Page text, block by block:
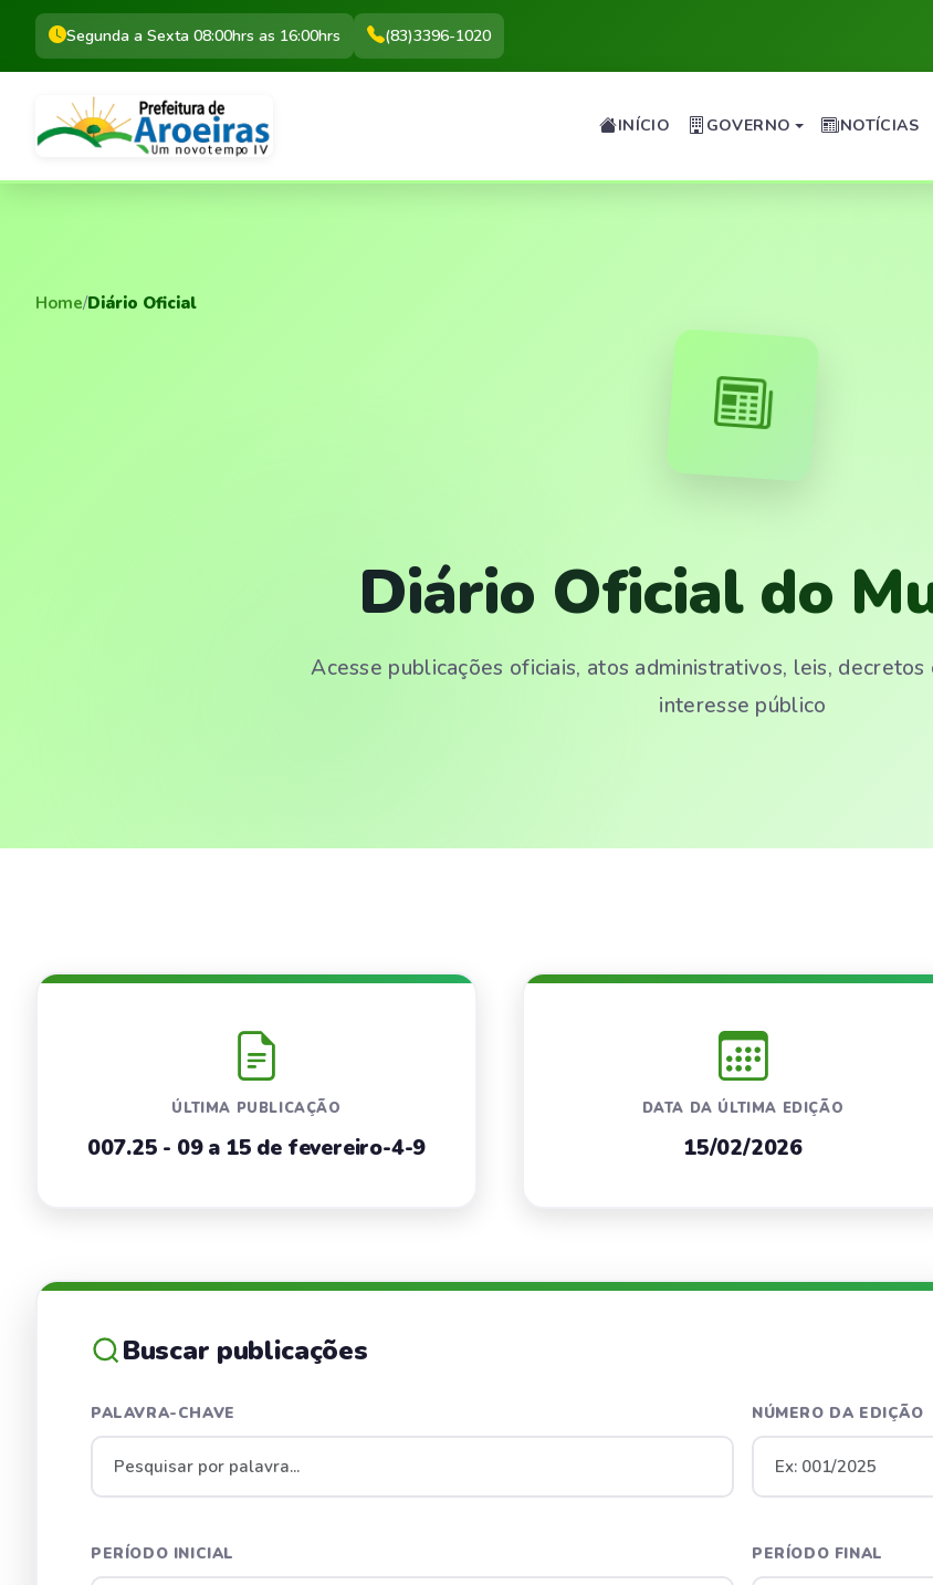
Segunda a Sexta 08:00hrs as 16:00hrs (83)3396-1020
INÍCIO GOVERNO NOTÍCIAS
Home/Diário Oficial
Diário Oficial do
Acesse publicações oficiais, atos administrativos, leis,
interesse público
ÚLTIMA PUBLICAÇÃO
007.25 - 09 a 15 de fevereiro-4-9
DATA DA ÚLTIMA EDIÇÃO
15/02/2026
Buscar publicações
PALAVRA-CHAVE NÚMERO DA EDIÇÃO
PERÍODO INICIAL PERÍODO FINAL